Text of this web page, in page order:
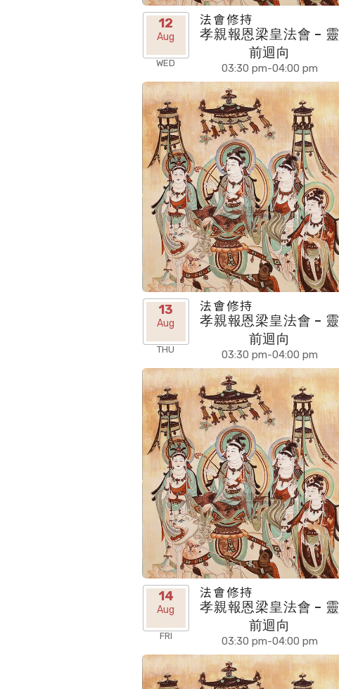
12
Aug
WED
法會修持
孝親報恩梁皇法會 – 靈
前迴向
03:30 pm-04:00 pm
13
Aug
THU
法會修持
孝親報恩梁皇法會 – 靈
前迴向
03:30 pm-04:00 pm
14
Aug
FRI
法會修持
孝親報恩梁皇法會 – 靈
前迴向
03:30 pm-04:00 pm